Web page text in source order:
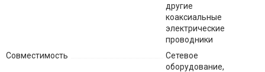
другие
коаксиальные
электрические
проводники
Совместимость
Сетевое
оборудование,